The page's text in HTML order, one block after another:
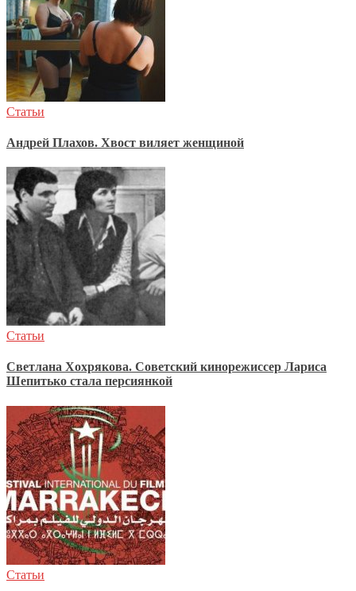
Статьи
Андрей Плахов. Хвост виляет женщиной
Статьи
Светлана Хохрякова. Советский кинорежиссер Лариса
Шепитько стала персиянкой
Статьи